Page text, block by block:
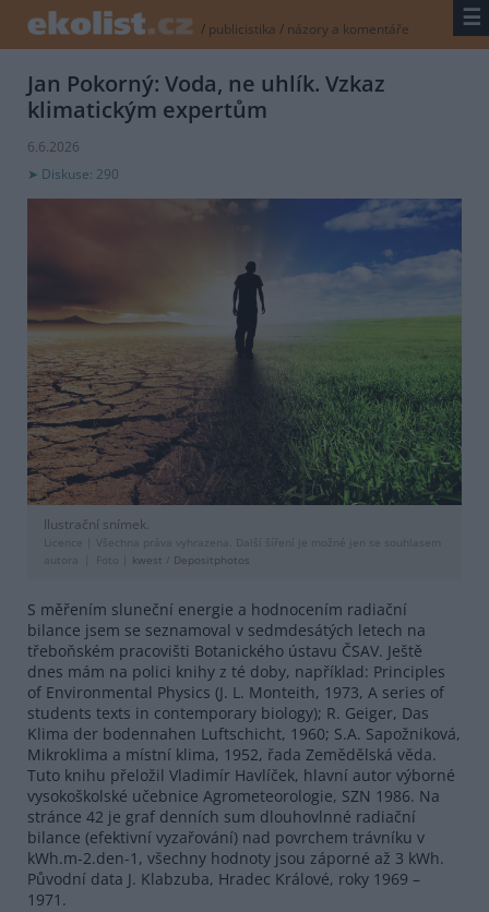
/ publicistika / názory a komentáře ☰
Jan Pokorný: Voda, ne uhlík. Vzkaz
klimatickým expertům
6.6.2026
Diskuse: 290
Ilustrační snímek.
Licence |
Všechna práva vyhrazena. Další šíření je možné jen se souhlasem
autora
Foto | kwest Depositphotos
S měřením sluneční energie a hodnocením radiační
bilance jsem se seznamoval v sedmdesátých letech na
třeboňském pracovišti Botanického ústavu ČSAV. Ještě
dnes mám na polici knihy z té doby, například: Principles
of Environmental Physics (J. L. Monteith, 1973, A series of
students texts in contemporary biology); R. Geiger, Das
Klima der bodennahen Luftschicht, 1960; S.A. Sapožniková,
Mikroklima a místní klima, 1952, řada Zemědělská věda.
Tuto knihu přeložil Vladimír Havlíček, hlavní autor výborné
vysokoškolské učebnice Agrometeorologie, SZN 1986. Na
stránce 42 je graf denních sum dlouhovlnné radiační
bilance (efektivní vyzařování) nad povrchem trávníku v
kWh.m-2.den-1, všechny hodnoty jsou záporné až 3 kWh.
Původní data J. Klabzuba, Hradec Králové, roky 1969 –
1971.